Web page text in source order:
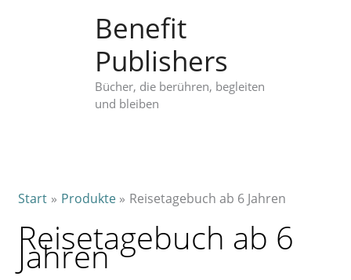
Benefit
Publishers
Bücher, die berühren, begleiten
und bleiben
Start Produkte Reisetagebuch ab 6 Jahren
Reisetagebuch ab 6
Jahren